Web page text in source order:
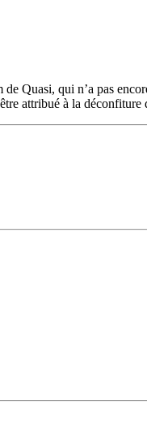
Quasi, qui n’a pas
attribué à la